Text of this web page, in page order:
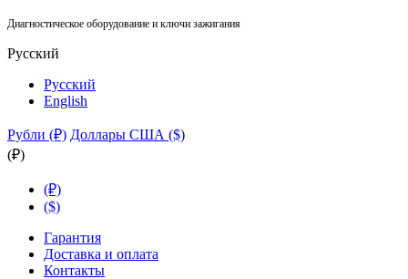
Диагностическое оборудование и ключи зажигания
Русский
Русский
English
Рубли (₽) Доллары США ($)
(₽)
(₽)
($)
Гарантия
Доставка и оплата
Контакты